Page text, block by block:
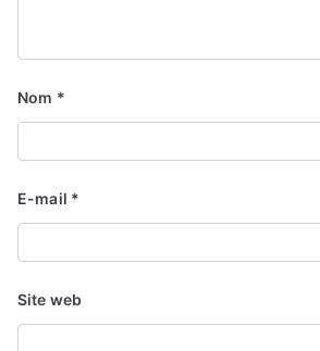
Nom *
E-mail *
Site web